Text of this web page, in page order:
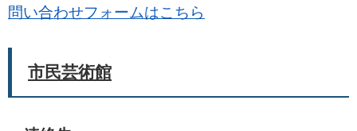
問い合わせフォームはこちら
市民芸術館